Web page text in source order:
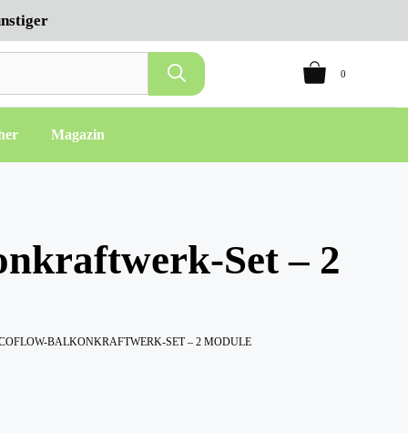
0
Magazin
Set – 2
BALKONKRAFTWERK-SET – 2 MODULE